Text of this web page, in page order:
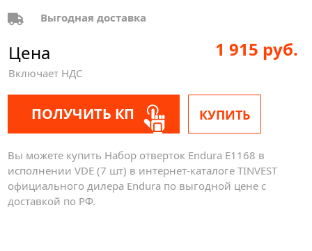
Выгодная доставка
Цена
Включает НДС
1 915 руб.
ПОЛУЧИТЬ КП КУПИТЬ
Вы можете купить Набор отверток Endura E1168 в
исполнении VDE (7 шт) в интернет-каталоге TINVEST
официального дилера Endura по выгодной цене с
доставкой по РФ.